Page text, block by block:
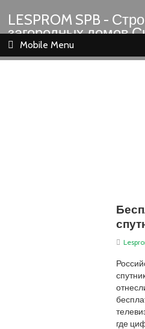
LESPROM SPB -
загородных домов
Шлиссельбург
Mobile Menu
где